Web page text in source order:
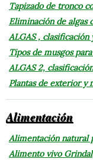
Tapizado de tronco
Eliminación de algas
ALGAS , clasificación
Tipos de musgos
ALGAS 2,
Plantas de exterior y
Alimentación
Alimentación natural
Alimento vivo Grindal